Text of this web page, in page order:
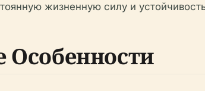
жизненную силу и